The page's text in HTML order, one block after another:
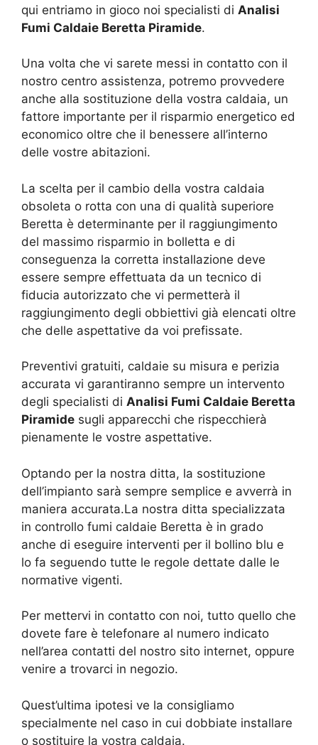
qui entriamo in gioco noi specialisti di Analisi
Fumi Caldaie Beretta Piramide.
Una volta che vi sarete messi in contatto con il
nostro centro assistenza, potremo provvedere
anche alla sostituzione della vostra caldaia, un
fattore importante per il risparmio energetico ed
economico oltre che il benessere all’interno
delle vostre abitazioni.
La scelta per il cambio della vostra caldaia
obsoleta o rotta con una di qualità superiore
Beretta è determinante per il raggiungimento
del massimo risparmio in bolletta e di
conseguenza la corretta installazione deve
essere sempre effettuata da un tecnico di
fiducia autorizzato che vi permetterà il
raggiungimento degli obbiettivi già elencati oltre
che delle aspettative da voi prefissate.
Preventivi gratuiti, caldaie su misura e perizia
accurata vi garantiranno sempre un intervento
degli specialisti di Analisi Fumi Caldaie Beretta
Piramide sugli apparecchi che rispecchierà
pienamente le vostre aspettative.
Optando per la nostra ditta, la sostituzione
dell’impianto sarà sempre semplice e avverrà in
maniera accurata.La nostra ditta specializzata
in controllo fumi caldaie Beretta è in grado
anche di eseguire interventi per il bollino blu e
lo fa seguendo tutte le regole dettate dalle le
normative vigenti.
Per mettervi in contatto con noi, tutto quello che
dovete fare è telefonare al numero indicato
nell’area contatti del nostro sito internet, oppure
venire a trovarci in negozio.
Quest’ultima ipotesi ve la consigliamo
specialmente nel caso in cui dobbiate installare
o sostituire la vostra caldaia.